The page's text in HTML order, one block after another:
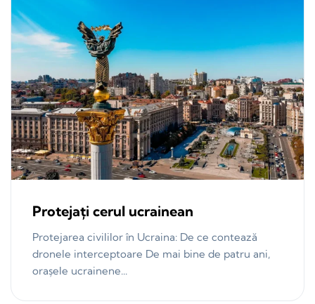
Protejați cerul ucrainean
Protejarea civililor în Ucraina: De ce contează
dronele interceptoare De mai bine de patru ani,
orașele ucrainene...